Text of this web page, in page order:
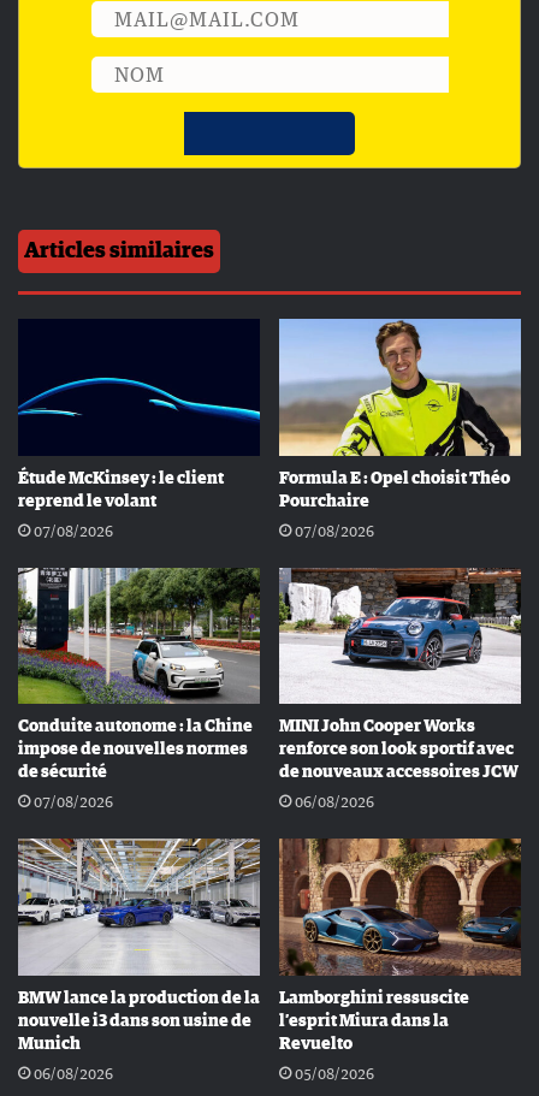
Articles similaires
Étude McKinsey : le client
reprend le volant
07/08/2026
Formula E : Opel choisit Théo
Pourchaire
07/08/2026
Conduite autonome : la Chine
impose de nouvelles normes
de sécurité
07/08/2026
MINI John Cooper Works
renforce son look sportif avec
de nouveaux accessoires JCW
06/08/2026
BMW lance la production de la
nouvelle i3 dans son usine de
Munich
06/08/2026
Lamborghini ressuscite
l’esprit Miura dans la
Revuelto
05/08/2026